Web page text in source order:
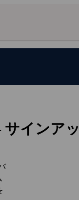
インア